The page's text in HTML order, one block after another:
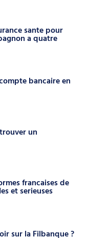
sante pour
a quatre
bancaire en
un
francaises de
et serieuses
sur la Filbanque ?